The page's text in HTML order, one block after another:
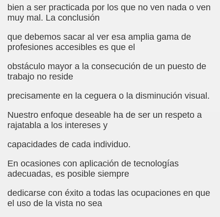
bien a ser practicada por los que no ven nada o ven
muy mal. La conclusión
que debemos sacar al ver esa amplia gama de
profesiones accesibles es que el
obstáculo mayor a la consecución de un puesto de
trabajo no reside
precisamente en la ceguera o la disminución visual.
Nuestro enfoque deseable ha de ser un respeto a
rajatabla a los intereses y
capacidades de cada individuo.
En ocasiones con aplicación de tecnologías
adecuadas, es posible siempre
dedicarse con éxito a todas las ocupaciones en que
el uso de la vista no sea
Otero)
Elissalde)
30-11-11 (Pedro Zurita)
Horizontes, Enrique Elissalde y Carmen Roig)
Martín Figueroa)